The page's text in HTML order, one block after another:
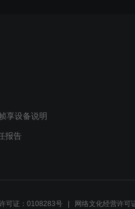
享设备说明
报告
可证：0108283号 网络文化经营许可